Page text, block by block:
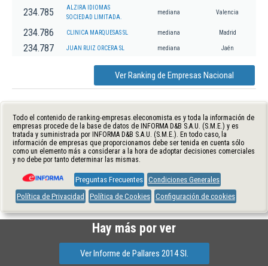
234.785
ALZIRA IDIOMAS
SOCIEDAD LIMITADA.
mediana Valencia
234.786 CLINICA MARQUESAS SL mediana Madrid
234.787 JUAN RUIZ ORCERA SL mediana Jaén
Ver Ranking de Empresas Nacional
Todo el contenido de ranking-empresas.eleconomista.es y toda la información de
empresas procede de la base de datos de INFORMA D&B S.A.U. (S.M.E.) y es
tratada y suministrada por INFORMA D&B S.A.U. (S.M.E.). En todo caso, la
información de empresas que proporcionamos debe ser tenida en cuenta sólo
como un elemento más a considerar a la hora de adoptar decisiones comerciales
y no debe por tanto determinar las mismas.
Preguntas Frecuentes Condiciones Generales
Política de Privacidad
Política de Cookies Configuración de cookies
Hay más por ver
Ver Informe de Pallares 2014 Sl.